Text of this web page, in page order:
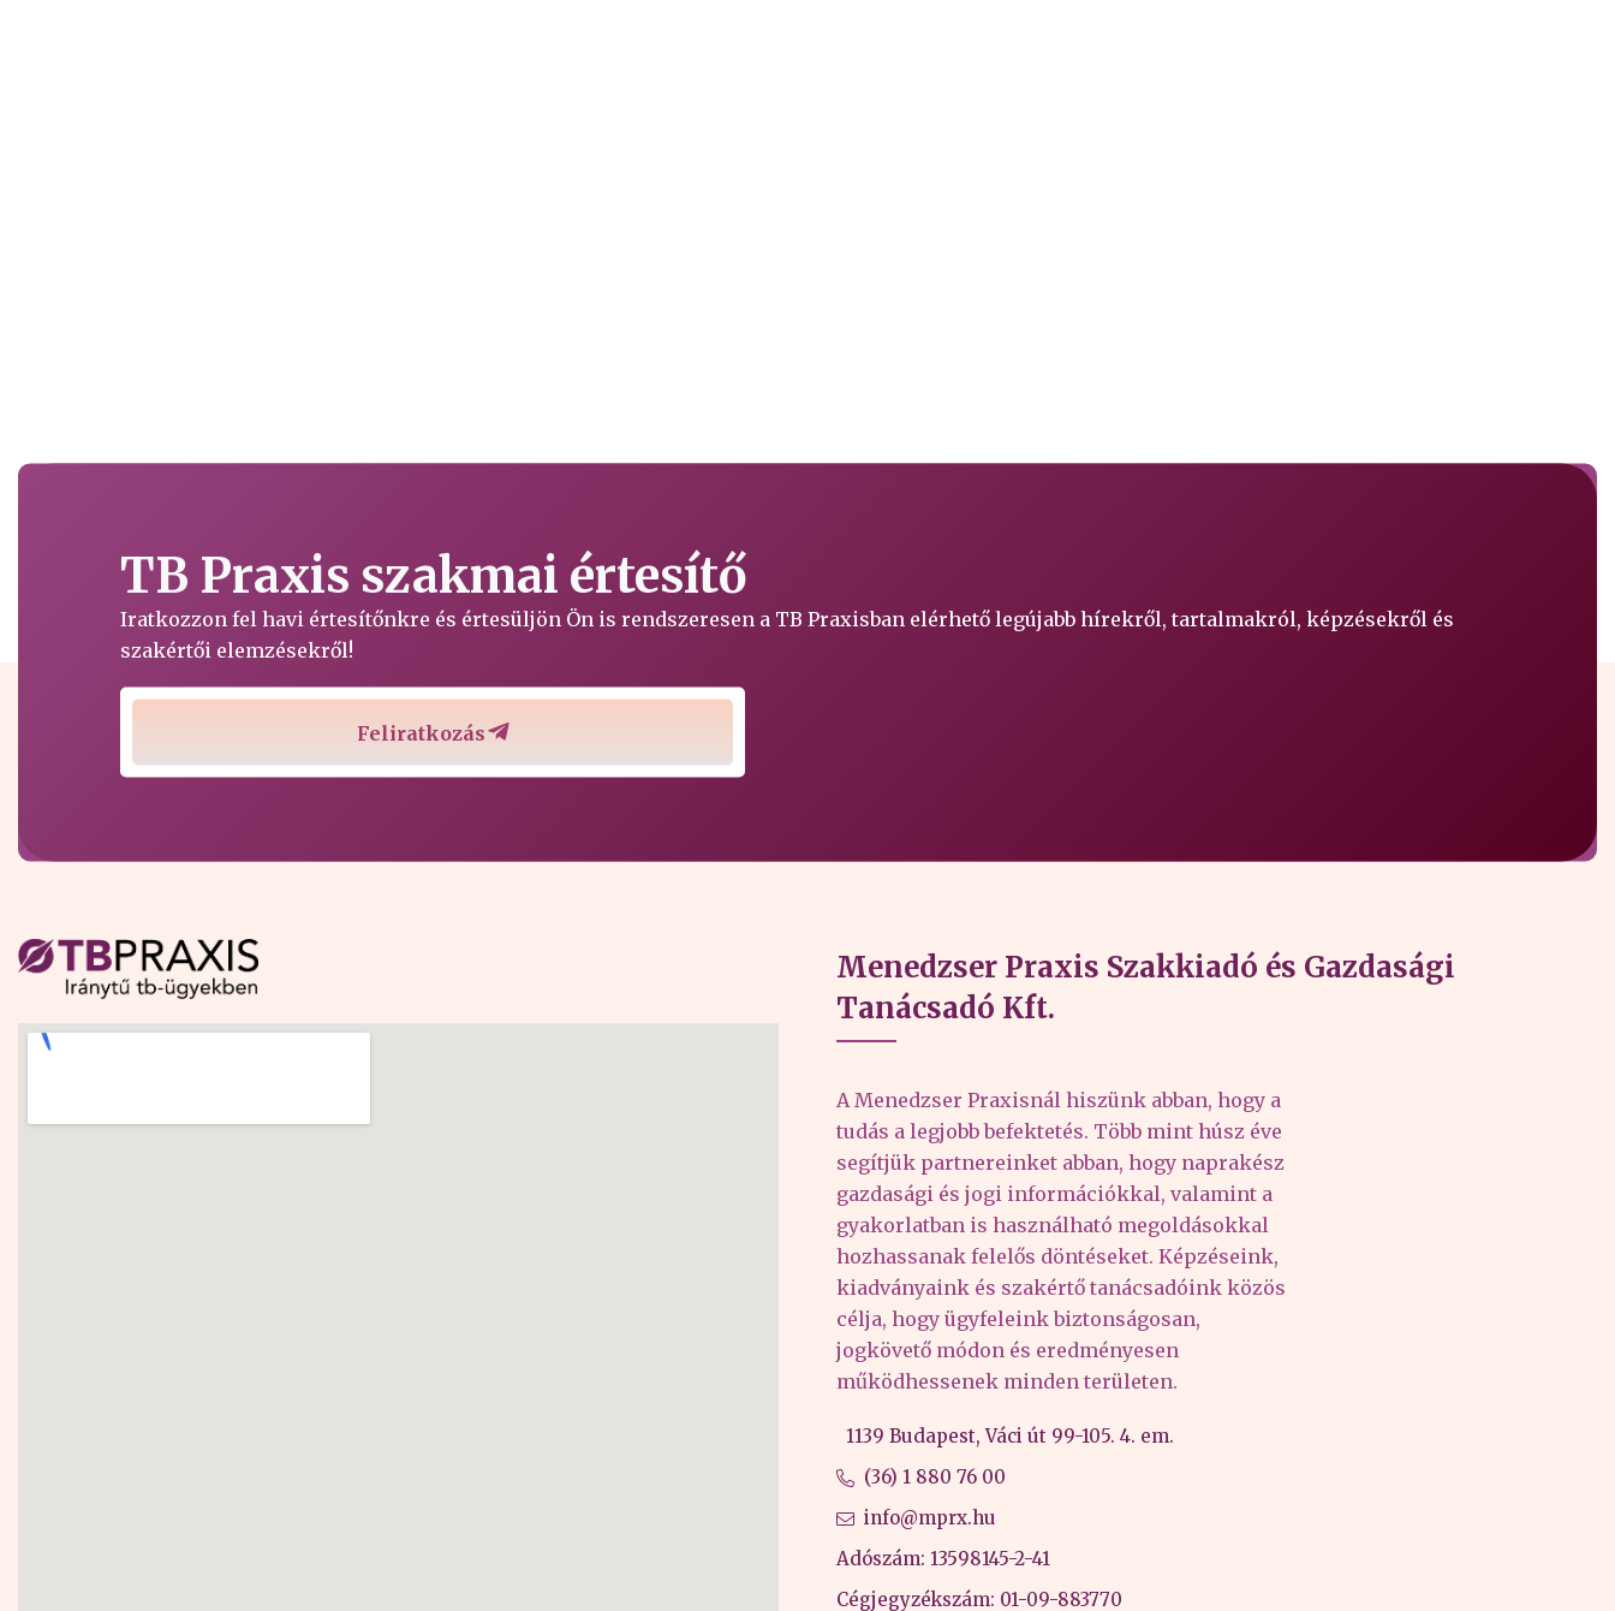
TB Praxis szakmai értesítő
Iratkozzon fel havi értesítőnkre és értesüljön Ön is rendszeresen a TB Praxisban elérhető legújabb hírekről, tartalmakról, képzésekről és
szakértői elemzésekről!
Feliratkozás
Menedzser Praxis Szakkiadó és Gazdasági
Tanácsadó Kft.
A Menedzser Praxisnál hiszünk abban, hogy a
tudás a legjobb befektetés. Több mint húsz éve
segítjük partnereinket abban, hogy naprakész
gazdasági és jogi információkkal, valamint a
gyakorlatban is használható megoldásokkal
hozhassanak felelős döntéseket. Képzéseink,
kiadványaink és szakértő tanácsadóink közös
célja, hogy ügyfeleink biztonságosan,
jogkövető módon és eredményesen
működhessenek minden területen.
1139 Budapest, Váci út 99-105. 4. em.
(36) 1 880 76 00
info@mprx.hu
Adószám: 13598145-2-41
Cégjegyzékszám: 01-09-883770